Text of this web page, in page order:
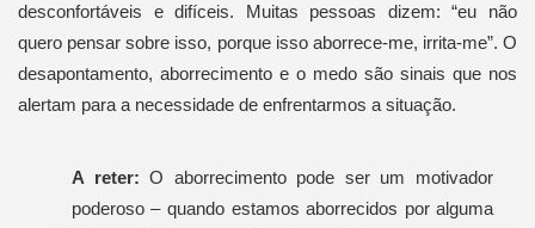
desconfortáveis e difíceis. Muitas pessoas dizem: “eu não
quero pensar sobre isso, porque isso aborrece-me, irrita-me”. O
desapontamento, aborrecimento e o medo são sinais que nos
alertam para a necessidade de enfrentarmos a situação.
A reter:O aborrecimento pode ser um motivador
poderoso – quando estamos aborrecidos por alguma